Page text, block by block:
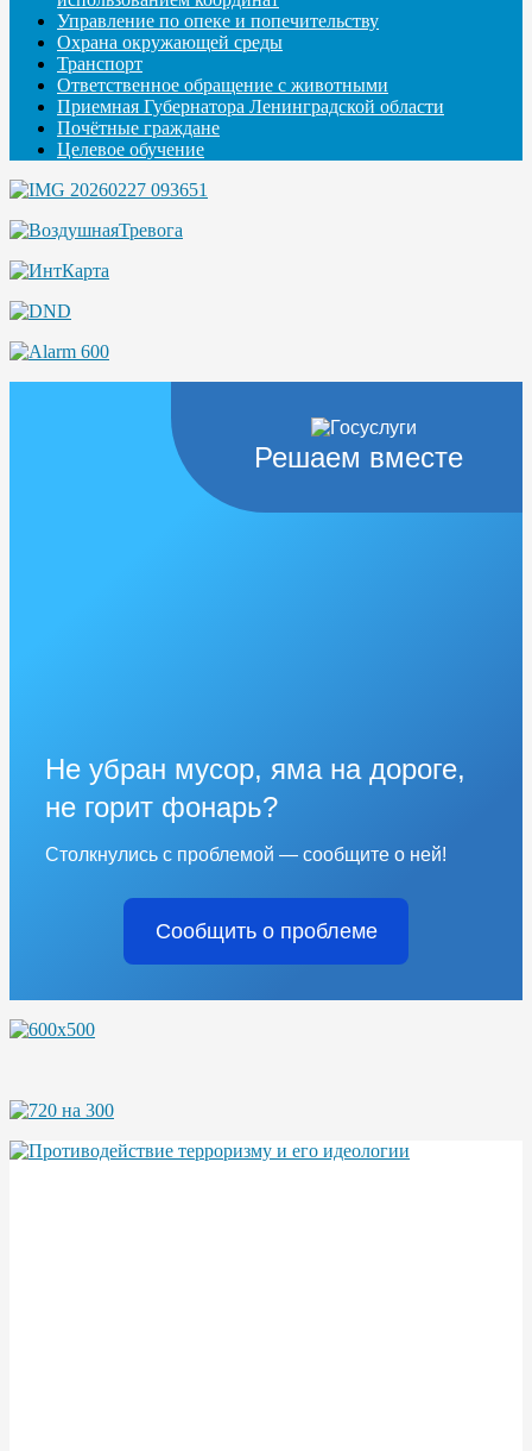
Управление по опеке и попечительству
Охрана окружающей среды
Транспорт
Ответственное обращение с животными
Приемная Губернатора Ленинградской области
Почётные граждане
Целевое обучение
Решаем вместе
Не убран мусор, яма на дороге,
не горит фонарь?
Столкнулись с проблемой — сообщите о ней!
Сообщить о проблеме